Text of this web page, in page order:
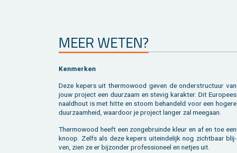
MEER WETEN?
Ken­mer­ken
Deze ke­pers uit ther­mo­wood geven de on­der­struc­tuur van
jouw pro­ject een duur­zaam en ste­vig ka­rak­ter. Dit Eu­ro­pees
naald­hout is met hitte en stoom be­han­deld voor een ho­ge­re
duur­zaam­heid, waar­door je pro­ject lan­ger zal mee­gaan.
Ther­mo­wood heeft een zon­ge­bruin­de kleur en af en toe een
knoop. Zelfs als deze ke­pers uit­ein­de­lijk nog zicht­baar blij­
ven, zien ze er bij­zon­der pro­fes­si­o­neel en net­jes uit.